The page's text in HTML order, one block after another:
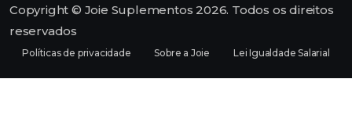
Copyright © Joie Suplementos 2026. Todos os direitos
reservados
Políticas de privacidade Sobre a Joie Lei Igualdade Salarial